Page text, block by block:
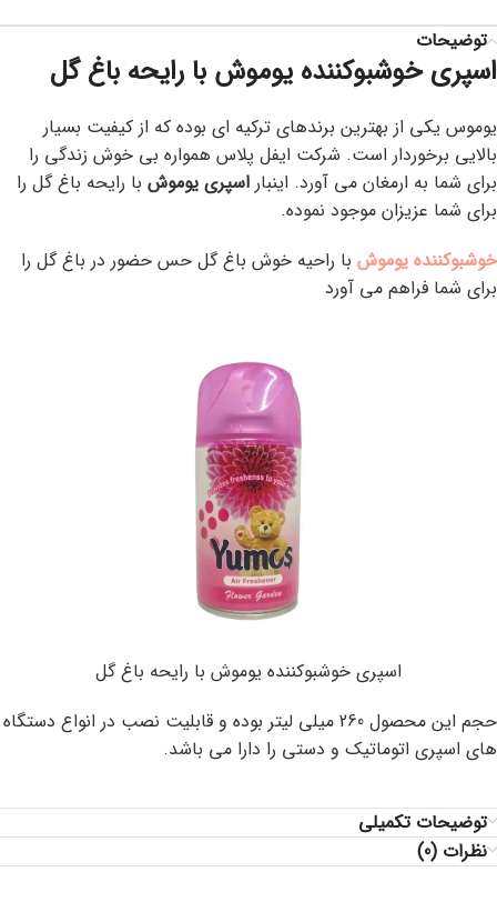
توضیحات
اسپری خوشبوکننده یوموش با رایحه باغ گل
یوموس یکی از بهترین برندهای ترکیه ای بوده که از کیفیت بسیار
بالایی برخوردار است. شرکت ایفل پلاس همواره بی خوش زندگی را
برای شما به ارمغان می آورد. اینبار اسپری یوموش با رایحه باغ گل را
برای شما عزیزان موجود نموده.
خوشبوکننده یوموش با راحیه خوش باغ گل حس حضور در باغ گل را
برای شما فراهم می آورد
اسپری خوشبوکننده یوموش با رایحه باغ گل
حجم این محصول 260 میلی لیتر بوده و قابلیت نصب در انواع دستگاه
های اسپری اتوماتیک و دستی را دارا می باشد.
توضیحات تکمیلی
نظرات (0)